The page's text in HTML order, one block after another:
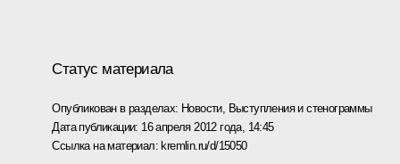
Статус материала
Опубликован в разделах: Новости, Выступления и стенограммы
Дата публикации: 16 апреля 2012 года, 14:45
Ссылка на материал: kremlin.ru/d/15050